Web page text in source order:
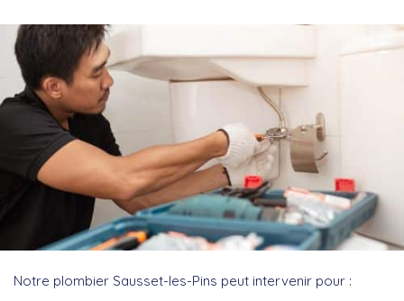
Notre plombier Sausset-les-Pins peut intervenir pour :